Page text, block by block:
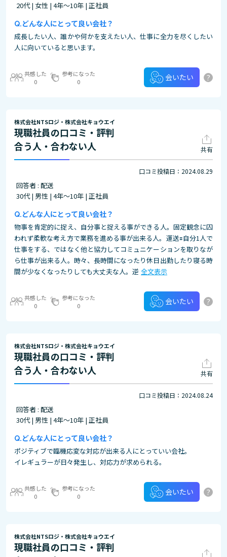
20代 | 女性 | 4年～10年 | 正社員
どんな人にとって良い会社？
成長したい人、誰かや何かを支えたい人、仕事に全力を尽くしたい
人に向いていると思います。
共感した
0
参考になった
0
会いたい ?
株式会社NTSロジ・株式会社キョウエイ
現職社員の口コミ・評判
合う人・合わない人
共有
口コミ投稿日：2024.08.29
回答者 : 配送
30代 | 男性 | 4年～10年 | 正社員
どんな人にとって良い会社？
物事を肯定的に捉え、自分事と捉える事ができる人。固定観念に囚
われず柔軟な考え方で業務を進める事が出来る人。運送🟰自分1人で
仕事をする、ではなく他と協力してコミュニケーションを取りなが
ら仕事が出来る人。時々、長時間になったり休日出勤したり寝る時
間が少なくなったりしても大丈夫な人。逆 全文表示
共感した
0
参考になった
0
会いたい ?
株式会社NTSロジ・株式会社キョウエイ
現職社員の口コミ・評判
合う人・合わない人
共有
口コミ投稿日：2024.08.24
回答者 : 配送
30代 | 男性 | 4年～10年 | 正社員
どんな人にとって良い会社？
ポジティブで臨機応変な対応が出来る人にとっていい会社。
イレギュラーが日々発生し、対応力が求められる。
共感した
0
参考になった
0
会いたい ?
株式会社NTSロジ・株式会社キョウエイ
現職社員の口コミ・評判